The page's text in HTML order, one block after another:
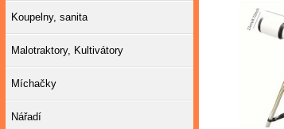
Koupelny, sanita
Malotraktory, Kultivátory
Míchačky
Nářadí